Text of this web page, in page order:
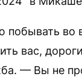
побывать во
вас,
— Вы не